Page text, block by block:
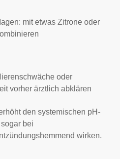
mit etwas Zitrone oder
oder
vorher ärztlich abklären
den systemischen pH-
bei
wirken.